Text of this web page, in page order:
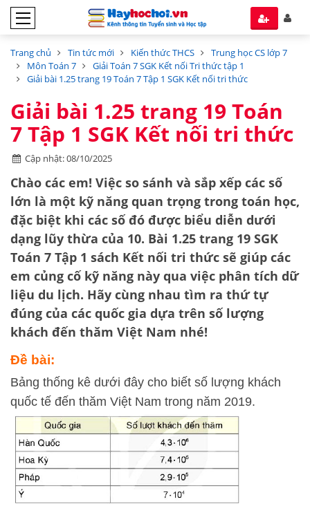
Trang chủ Tin tức mới Kiến thức THCS
Trung học CS lớp 7
Môn Toán 7
Giải Toán 7 SGK Kết nối Tri thức tập 1
Giải bài 1.25 trang 19 Toán 7 Tập 1 SGK Kết nối tri thức
Giải bài 1.25 trang 19 Toán
7 Tập 1 SGK Kết nối tri thức
Cập nhật: 08/10/2025
Chào các em! Việc so sánh và sắp xếp các số
lớn là một kỹ năng quan trọng trong toán học,
đặc biệt khi các số đó được biểu diễn dưới
dạng lũy thừa của 10. Bài 1.25 trang 19 SGK
Toán 7 Tập 1 sách Kết nối tri thức sẽ giúp các
em củng cố kỹ năng này qua việc phân tích dữ
liệu du lịch. Hãy cùng nhau tìm ra thứ tự
đúng của các quốc gia dựa trên số lượng
khách đến thăm Việt Nam nhé!
Đề bài:
Bảng thống kê dưới đây cho biết số lượng khách
quốc tế đến thăm Việt Nam trong năm 2019.